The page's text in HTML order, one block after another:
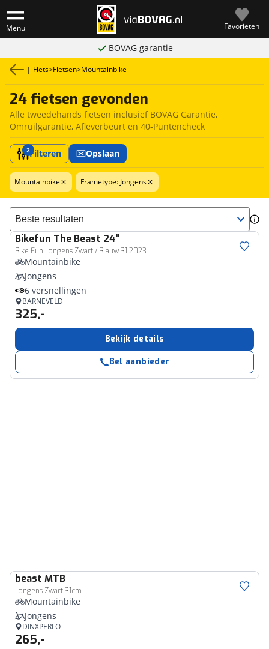
Menu Favorieten
BOVAG garantie
| Fiets>Fietsen>Mountainbike
24 fietsen gevonden
Alle tweedehands fietsen inclusief BOVAG Garantie,
Omruilgarantie, Afleverbeurt en 40-Puntencheck
2Filteren Opslaan
Mountainbike Frametype: Jongens
Sorteer resultaten
Bikefun The Beast 24"
Bike Fun Jongens Zwart / Blauw 31 2023
Mountainbike
Jongens
6 versnellingen
BARNEVELD
325,-
Bekijk details
Bel aanbieder
beast MTB
Jongens Zwart 31cm
Mountainbike
Jongens
DINXPERLO
265,-